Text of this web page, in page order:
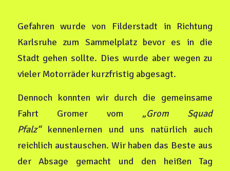
Gefahren wurde von Filderstadt in Richtung
Karlsruhe zum Sammelplatz bevor es in die
Stadt gehen sollte. Dies wurde aber wegen zu
vieler Motorräder kurzfristig abgesagt.
Dennoch konnten wir durch die gemeinsame
Fahrt Gromer vom „Grom Squad
Pfalz“kennenlernen und uns natürlich auch
reichlich austauschen. Wir haben das Beste aus
der Absage gemacht und den heißen Tag